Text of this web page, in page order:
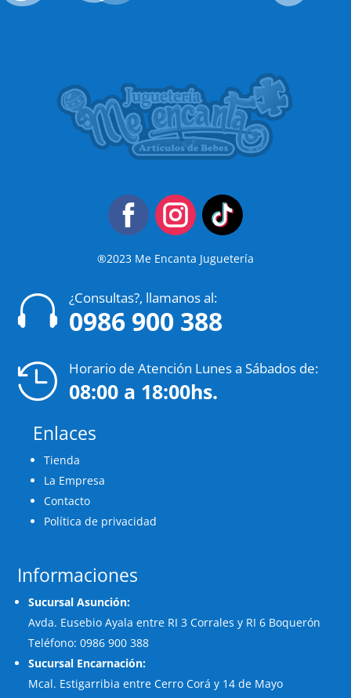
®2023 Me Encanta Juguetería
 ¿Consultas?, llamanos al:
0986 900 388
 Horario de Atención Lunes a Sábados de:
08:00 a 18:00hs.
Enlaces
Tienda
La Empresa
Contacto
Política de privacidad
Informaciones
Sucursal Asunción:
Avda. Eusebio Ayala entre RI 3 Corrales y RI 6 Boquerón
Teléfono: 0986 900 388
Sucursal Encarnación:
Mcal. Estigarribia entre Cerro Corá y 14 de Mayo